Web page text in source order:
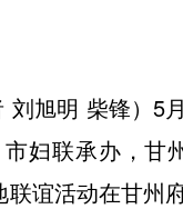
旭明 柴锋）5
妇联承办，
联谊活动在甘